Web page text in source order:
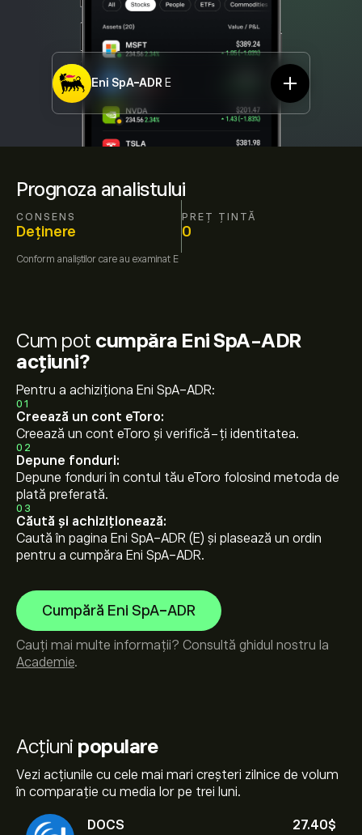
Prognoza analistului
CONSENS
Deținere
PREȚ ȚINTĂ
0
Conform analiștilor care au examinat E
Eni SpA-ADR E
Acțiuni populare
Vezi acțiunile cu cele mai mari creșteri zilnice de volum
în comparație cu media lor pe trei luni.
DOCS
27.40‎$‎
Cum pot cumpăra Eni SpA-ADR
acțiuni?
Pentru a achiziționa Eni SpA-ADR:
01
Creează un cont eToro:
Creează un cont eToro și verifică-ți identitatea.
02
Depune fonduri:
Depune fonduri în contul tău eToro folosind metoda de
plată preferată.
03
Căută și achiziționează:
Caută în pagina Eni SpA-ADR (E) și plasează un ordin
pentru a cumpăra Eni SpA-ADR.
Cumpără Eni SpA-ADR
Cauți mai multe informații? Consultă ghidul nostru la
Academie.